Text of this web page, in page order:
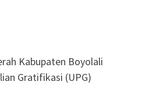
Kabupaten Boyolali
Gratifikasi (UPG)